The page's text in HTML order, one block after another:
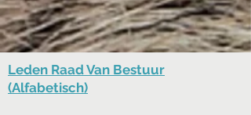
Leden Raad Van Bestuur
(Alfabetisch)